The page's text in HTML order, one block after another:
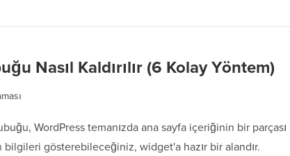
Nasıl Kaldırılır (6 Kolay Yöntem)
WordPress temanızda ana sayfa içeriğinin bir parçası
bilgileri gösterebileceğiniz, widget'a hazır bir alandır.